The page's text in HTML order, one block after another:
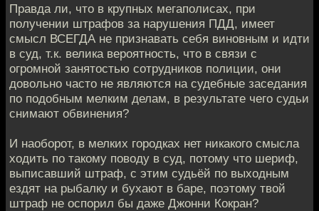
Правда ли, что в крупных мегаполисах, при
получении штрафов за нарушения ПДД, имеет
смысл ВСЕГДА не признавать себя виновным и идти
в суд, т.к. велика вероятность, что в связи с
огромной занятостью сотрудников полиции, они
довольно часто не являются на судебные заседания
по подобным мелким делам, в результате чего судьи
снимают обвинения?
И наоборот, в мелких городках нет никакого смысла
ходить по такому поводу в суд, потому что шериф,
выписавший штраф, с этим судьёй по выходным
ездят на рыбалку и бухают в баре, поэтому твой
штраф не оспорил бы даже Джонни Кокран?